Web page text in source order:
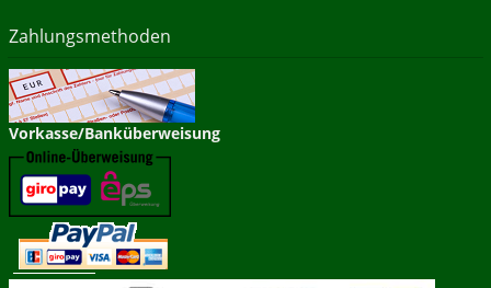
Zahlungsmethoden
Vorkasse/Banküberweisung